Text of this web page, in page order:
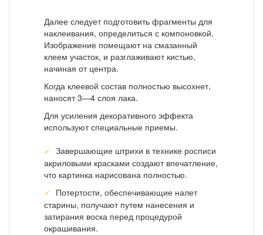
Далее следует подготовить фрагменты для
наклеивания, определиться с компоновкой.
Изображение помещают на смазанный
клеем участок, и разглаживают кистью,
начиная от центра.
Когда клеевой состав полностью высохнет,
наносят 3—4 слоя лака.
Для усиления декоративного эффекта
используют специальные приемы.
Завершающие штрихи в технике росписи
акриловыми красками создают впечатление,
что картинка нарисована полностью.
Потертости, обеспечивающие налет
старины, получают путем нанесения и
затирания воска перед процедурой
окрашивания.